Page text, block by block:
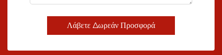
Λάβετε Δωρεάν Προσφορά